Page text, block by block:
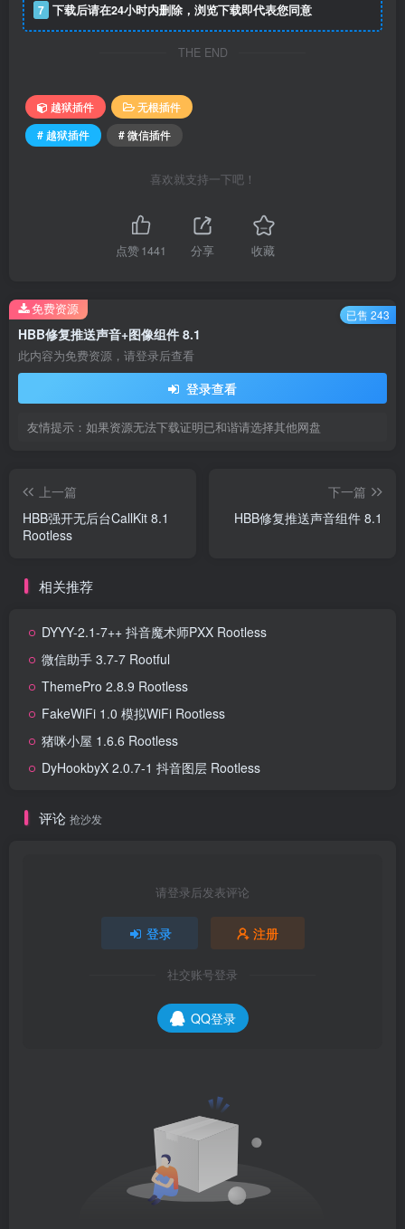
7 下载后请在24小时内删除，浏览下载即代表您同意
THE END
越狱插件
无根插件
# 越狱插件
# 微信插件
喜欢就支持一下吧！
点赞1441 分享 收藏
HBB修复推送声音+图像组件 8.1
此内容为免费资源，请登录后查看
登录查看
友情提示：如果资源无法下载证明已和谐请选择其他网盘
免费资源 已售 243
上一篇
HBB强开无后台CallKit 8.1
Rootless
下一篇
HBB修复推送声音组件 8.1
相关推荐
DYYY-2.1-7++ 抖音魔术师PXX Rootless
微信助手 3.7-7 Rootful
ThemePro 2.8.9 Rootless
FakeWiFi 1.0 模拟WiFi Rootless
猪咪小屋 1.6.6 Rootless
DyHookbyX 2.0.7-1 抖音图层 Rootless
评论 抢沙发
请登录后发表评论
登录 注册
社交账号登录
QQ登录